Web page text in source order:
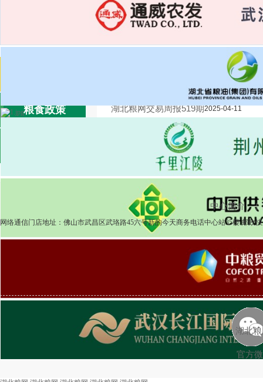
粮食政策
湖北粮网:湖北粮网交易周报520期2025-
湖北粮网交易周报519期2025-04-11
湖北粮网交易周报518期 2025-04-03
中心简介
|
网络通信门店地址：佛山市武昌区武珞路45六号新的今天商务电话中心站35楼 邮政
湖北
官方